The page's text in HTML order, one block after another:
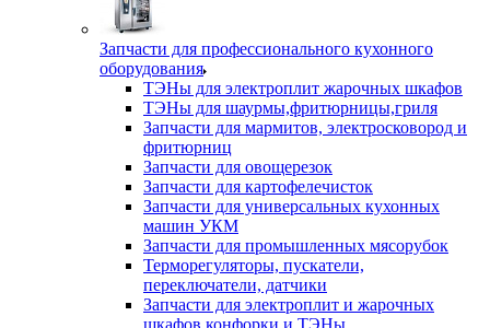
Запчасти для профессионального кухонного
оборудования
ТЭНы для электроплит жарочных шкафов
ТЭНы для шаурмы,фритюрницы,гриля
Запчасти для мармитов, электросковород и
фритюрниц
Запчасти для овощерезок
Запчасти для картофелечисток
Запчасти для универсальных кухонных
машин УКМ
Запчасти для промышленных мясорубок
Терморегуляторы, пускатели,
переключатели, датчики
Запчасти для электроплит и жарочных
шкафов конфорки и ТЭНы